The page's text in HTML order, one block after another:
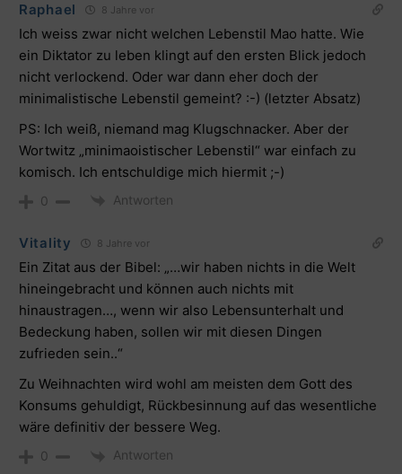
Raphael 8 Jahre vor
Ich weiss zwar nicht welchen Lebenstil Mao hatte. Wie
ein Diktator zu leben klingt auf den ersten Blick jedoch
nicht verlockend. Oder war dann eher doch der
minimalistische Lebenstil gemeint? :-) (letzter Absatz)
PS: Ich weiß, niemand mag Klugschnacker. Aber der
Wortwitz „minimaoistischer Lebenstil“ war einfach zu
komisch. Ich entschuldige mich hiermit ;-)
0 Antworten
Vitality 8 Jahre vor
Ein Zitat aus der Bibel: „…wir haben nichts in die Welt
hineingebracht und können auch nichts mit
hinaustragen…, wenn wir also Lebensunterhalt und
Bedeckung haben, sollen wir mit diesen Dingen
zufrieden sein..“
Zu Weihnachten wird wohl am meisten dem Gott des
Konsums gehuldigt, Rückbesinnung auf das wesentliche
wäre definitiv der bessere Weg.
0 Antworten